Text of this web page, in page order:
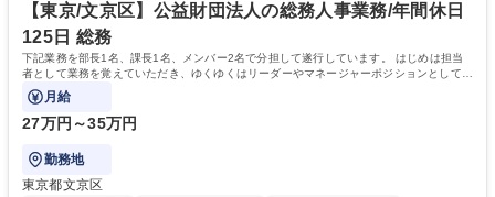
「未来の日常」の創造に向けて持続可能な社会の実現に貢献してまいりま
す。 学歴・資格 学歴：大学院 大学 語学力： 資格：
【東京/文京区】公益財団法人の総務人事業務/年間休日
125日 総務
下記業務を部長1名、課長1名、メンバー2名で分担して遂行しています。 はじめは担当
者として業務を覚えていただき、ゆくゆくはリーダーやマネージャーポジションとして活
躍いただくことを期待しています。
月給
27万円～35万円
勤務地
東京都文京区